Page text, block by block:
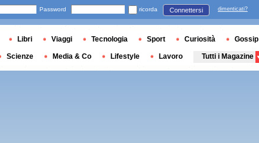
Password ricorda Connettersi dimenticati?
Libri Viaggi Tecnologia Sport Curiosità Gossip
Scienze Media & Co Lifestyle Lavoro Tutti i Magazine